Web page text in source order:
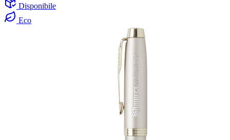
Disponibile
Eco